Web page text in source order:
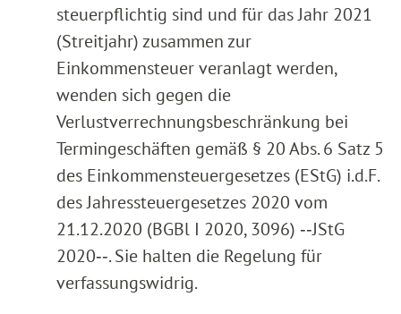
steuerpflichtig sind und für das Jahr 2021
(Streitjahr) zusammen zur
Einkommensteuer veranlagt werden,
wenden sich gegen die
Verlustverrechnungsbeschränkung bei
Termingeschäften gemäß § 20 Abs. 6 Satz 5
des Einkommensteuergesetzes (EStG) i.d.F.
des Jahressteuergesetzes 2020 vom
21.12.2020 (BGBl I 2020, 3096) ‑‑JStG
2020‑‑. Sie halten die Regelung für
verfassungswidrig.